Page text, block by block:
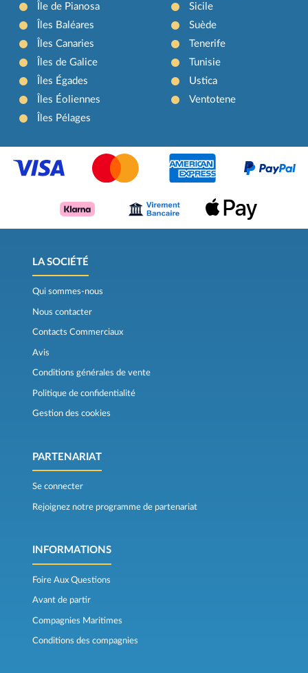
Île de Pianosa
Îles Baléares
Îles Canaries
Îles de Galice
Îles Égades
Îles Éoliennes
Îles Pélages
Sicile
Suède
Tenerife
Tunisie
Ustica
Ventotene
LA SOCIÉTÉ
Qui sommes-nous
Nous contacter
Contacts Commerciaux
Avis
Conditions générales de vente
Politique de confidentialité
Gestion des cookies
PARTENARIAT
Se connecter
Rejoignez notre programme de partenariat
INFORMATIONS
Foire Aux Questions
Avant de partir
Compagnies Maritimes
Conditions des compagnies